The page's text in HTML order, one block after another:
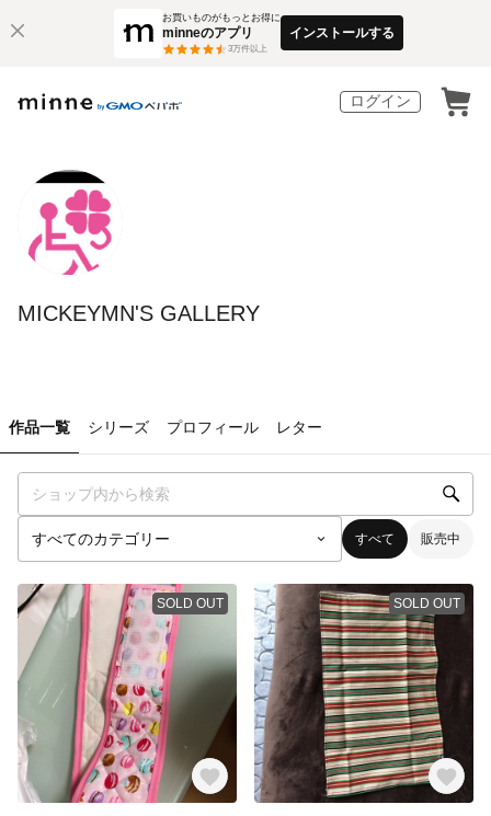
お買いものがもっとお得に
minneのアプリ
3万件以上
インストールする
ログイン
MICKEYMN'S GALLERY
作品一覧 シリーズ プロフィール レター
すべて 販売中
SOLD OUT SOLD OUT